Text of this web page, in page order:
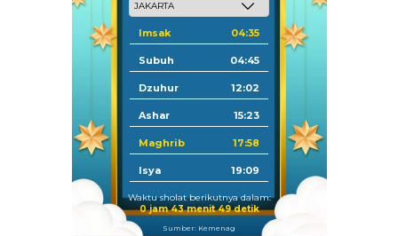
Imsak 04:35
Subuh 04:45
Dzuhur 12:02
Ashar 15:23
Maghrib 17:58
Isya 19:09
Waktu sholat berikutnya dalam:
0 jam 43 menit 47 detik
Sumber: Kemenag